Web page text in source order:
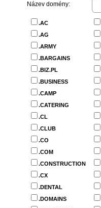
Název domény:
.AC
.AG
.ARMY
.BARGAINS
.BIZ.PL
.BUSINESS
.CAMP
.CATERING
.CL
.CLUB
.CO
.COM
.CONSTRUCTION
.CX
.DENTAL
.DOMAINS